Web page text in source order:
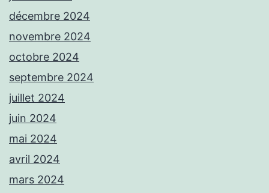
décembre 2024
novembre 2024
octobre 2024
septembre 2024
juillet 2024
juin 2024
mai 2024
avril 2024
mars 2024